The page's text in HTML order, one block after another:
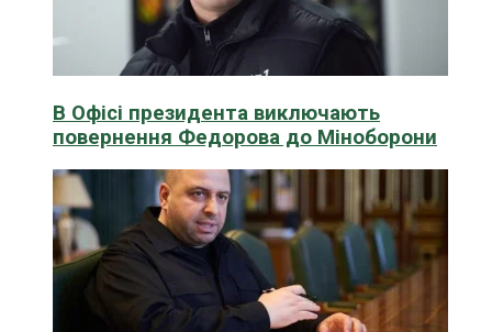
В Офісі президента виключають
повернення Федорова до Міноборони